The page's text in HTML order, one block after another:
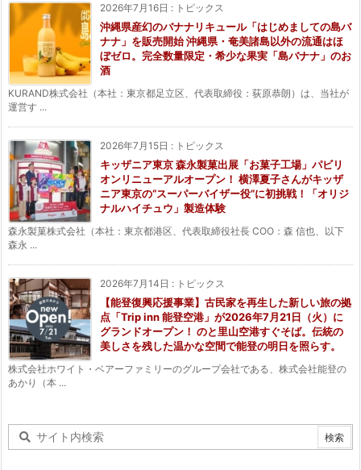
2026年7月16日 : トピックス
沖縄県産幻のバナナリキュール「はじめましての島バ
ナナ」を販売開始 沖縄県・奄美諸島以外の流通はほ
ぼゼロ。完全数量限定・希少な果実「島バナナ」のお
酒
KURAND株式会社（本社：東京都足立区、代表取締役：荻原恭朗）は、当社が
運営す ...
2026年7月15日 : トピックス
キッザニア東京 森永製菓出展「お菓子工場」パビリ
オンリニューアルオープン！ 横澤夏子さんがキッザ
ニア東京の“スーパーバイザー役”に初挑戦！「オリジ
ナルハイチュウ」製造体験
森永製菓株式会社（本社：東京都港区、代表取締役社長 COO：森 信也、以下
森永 ...
2026年7月14日 : トピックス
【能登復興応援事業】古民家を再生した新しい旅の拠
点「Trip inn 能登空港」が2026年7月21日（火）に
グランドオープン！ のと里山空港すぐそば。伝統の
美しさを残した温かな空間で能登の明日を照らす。
株式会社ホワイト・ベアーファミリーのグループ会社である、株式会社能登の
あかり（本 ...